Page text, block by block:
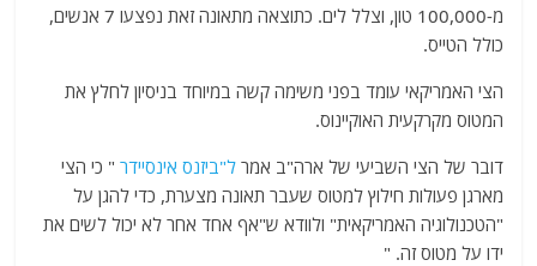
מ-100,000 טון, וצלל לים. כתוצאה מתאונה זאת נפצעו 7 אנשים,
כולל הטייס.
הצי האמריקאי עומד בפני משימה קשה במיוחד בניסיון לחלץ את
המטוס מקרקעית האוקיינוס.
דובר של הצי השביעי של ארה"ב אמרל"ביזנס אינסיידר " כי הצי
מארגן פעולות חילוץ למטוס שעבר תאונה מצערת, כדי להגן על
"הטכנולוגיה האמריקאית" ולוודא ש"אף אחד אחר לא יכול לשים את
ידו על מטוס זה. "